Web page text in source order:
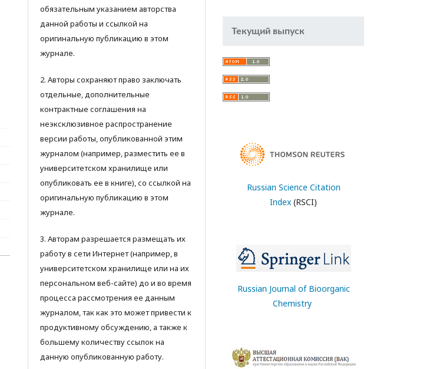
обязательным указанием авторства
данной работы и ссылкой на
оригинальную публикацию в этом
журнале.
2. Авторы сохраняют право заключать
отдельные, дополнительные
контрактные соглашения на
неэксклюзивное распространение
версии работы, опубликованной этим
журналом (например, разместить ее в
университетском хранилище или
опубликовать ее в книге), со ссылкой на
оригинальную публикацию в этом
журнале.
3. Авторам разрешается размещать их
работу в сети Интернет (например, в
университетском хранилище или на их
персональном веб-сайте) до и во время
процесса рассмотрения ее данным
журналом, так как это может привести к
продуктивному обсуждению, а также к
большему количеству ссылок на
данную опубликованную работу.
Текущий выпуск
Russian Science Citation
Index (RSCI)
Russian Journal of Bioorganic
Chemistry